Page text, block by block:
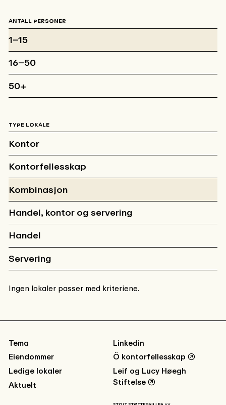
ANTALL PERSONER
1–15
16–50
50+
TYPE LOKALE
Kontor
Kontorfellesskap
Kombinasjon
Handel, kontor og servering
Handel
Servering
Ingen lokaler passer med kriteriene.
Tema
Eiendommer
Ledige lokaler
Aktuelt
Linkedin
Ö kontorfellesskap ↗
Leif og Lucy Høegh
Stiftelse ↗